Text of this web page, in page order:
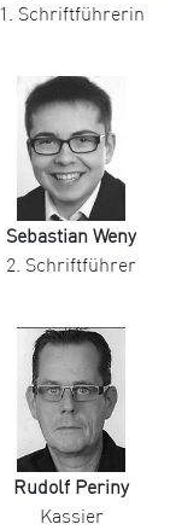
1. Schriftführerin
Sebastian Weny
2. Schriftführer
Rudolf Periny
Kassier